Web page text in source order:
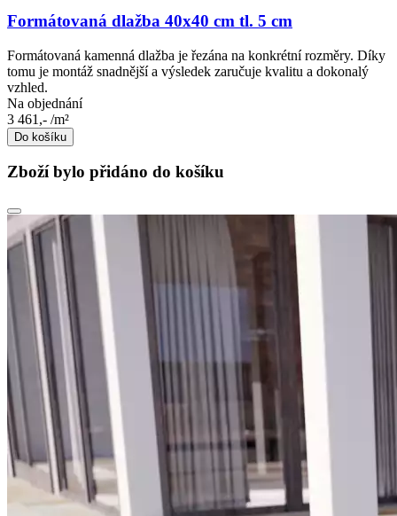
Formátovaná dlažba 40x40 cm tl. 5 cm
Formátovaná kamenná dlažba je řezána na konkrétní rozměry. Díky
tomu je montáž snadnější a výsledek zaručuje kvalitu a dokonalý
vzhled.
Na objednání
3 461,- /m²
Do košíku
Zboží bylo přidáno do košíku